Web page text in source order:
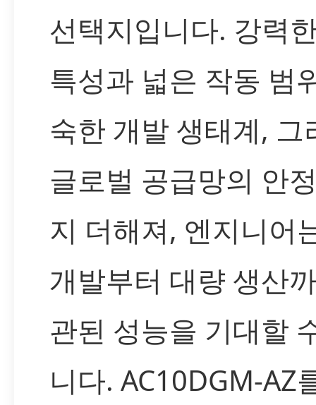
선택지입니다. 강력
특성과 넓은 작동 범
숙한 개발 생태계, 그
글로벌 공급망의 안
지 더해져, 엔지니어
개발부터 대량 생산
관된 성능을 기대할
니다. AC10DGM-AZ